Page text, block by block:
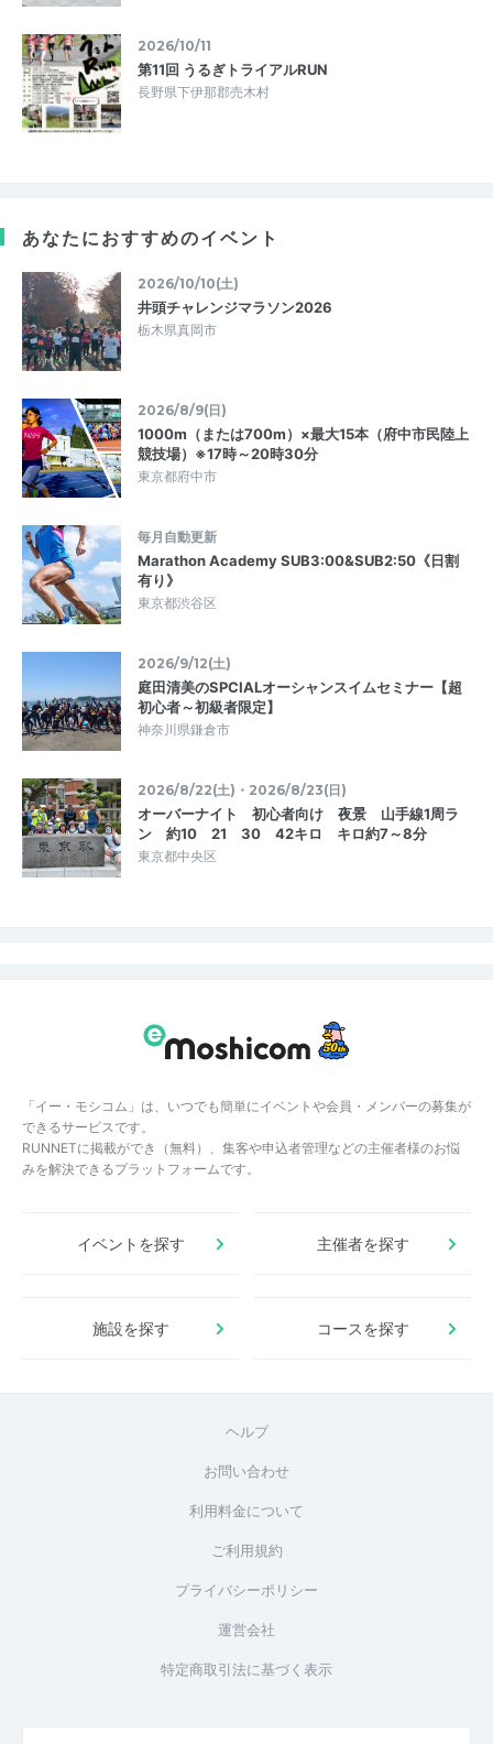
2026/10/11
第11回 うるぎトライアルRUN
長野県下伊那郡売木村
あなたにおすすめのイベント
2026/10/10(土)
井頭チャレンジマラソン2026
栃木県真岡市
2026/8/9(日)
1000m（または700m）×最大15本（府中市民陸上
競技場）※17時～20時30分
東京都府中市
毎月自動更新
Marathon Academy SUB3:00&SUB2:50《日割
有り》
東京都渋谷区
2026/9/12(土)
庭田清美のSPCIALオーシャンスイムセミナー【超
初心者～初級者限定】
神奈川県鎌倉市
2026/8/22(土)・2026/8/23(日)
オーバーナイト 初心者向け 夜景 山手線1周ラ
ン 約10 21 30 42キロ キロ約7～8分
東京都中央区
「イー・モシコム」は、いつでも簡単にイベントや会員・メンバーの募集が
できるサービスです。
RUNNETに掲載ができ（無料）、集客や申込者管理などの主催者様のお悩
みを解決できるプラットフォームです。
イベントを探す 主催者を探す
施設を探す コースを探す
ヘルプ
お問い合わせ
利用料金について
ご利用規約
プライバシーポリシー
運営会社
特定商取引法に基づく表示